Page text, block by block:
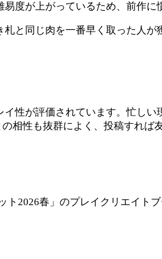
度が上がっているため、前作に
と同じ肉を一番早く取った人
性が評価されています。忙し
相性も抜群によく、投稿すれば
ト2026春」のプレイクリエイト